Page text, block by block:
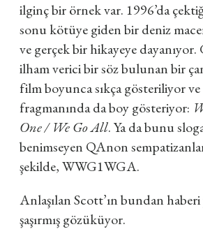
ilginç bir örnek var. 1996’da
sonu kötüye giden bir deniz
ve gerçek bir hikayeye
ilham verici bir söz bulunan bir
film boyunca sıkça gösteriliyor
fragmanında da boy gösteriyor:
One / We Go All. Ya da bunu
benimseyen QAnon
şekilde, WWG1WGA.
Anlaşılan Scott’ın bundan
şaşırmış gözüküyor.